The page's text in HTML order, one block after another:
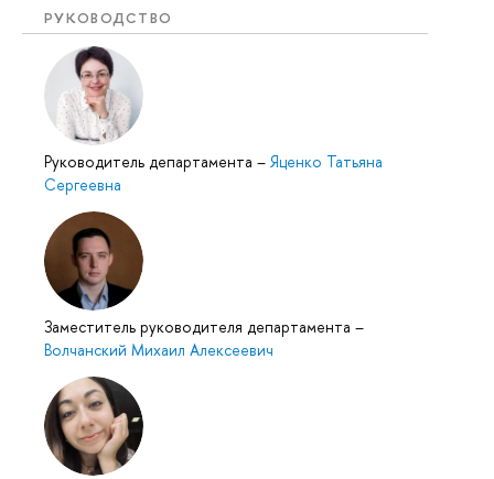
РУКОВОДСТВО
Руководитель департамента – Яценко Татьяна
Сергеевна
Заместитель руководителя департамента –
Волчанский Михаил Алексеевич